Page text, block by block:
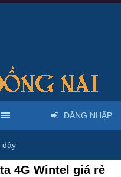
đẹp & dịch vụ viễn thông
4G Wintel giá rẻ
đây
ĐĂNG NHẬP